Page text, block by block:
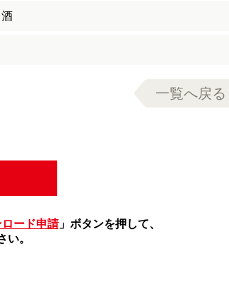
一覧へ戻る
ード申請」ボタンを押して、
い。